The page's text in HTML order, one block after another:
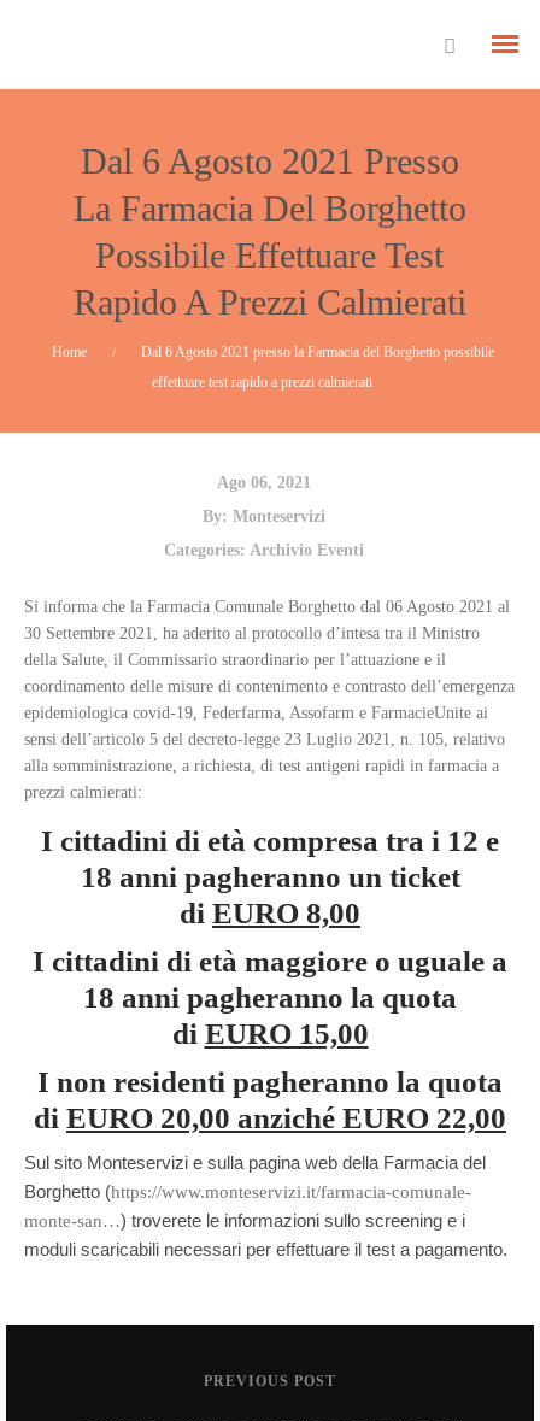
Dal 6 Agosto 2021 Presso
La Farmacia Del Borghetto
Possibile Effettuare Test
Rapido A Prezzi Calmierati
Home /
Dal 6 Agosto 2021 presso la Farmacia del Borghetto possibile
effettuare test rapido a prezzi calmierati
Ago 06, 2021
By: Monteservizi
Categories: Archivio Eventi
Si informa che la Farmacia Comunale Borghetto dal 06 Agosto 2021 al
30 Settembre 2021, ha aderito al protocollo d’intesa tra il Ministro
della Salute, il Commissario straordinario per l’attuazione e il
coordinamento delle misure di contenimento e contrasto dell’emergenza
epidemiologica covid-19, Federfarma, Assofarm e FarmacieUnite ai
sensi dell’articolo 5 del decreto-legge 23 Luglio 2021, n. 105, relativo
alla somministrazione, a richiesta, di test antigeni rapidi in farmacia a
prezzi calmierati:
I cittadini di età compresa tra i 12 e
18 anni pagheranno un ticket
di EURO 8,00
I cittadini di età maggiore o uguale a
18 anni pagheranno la quota
di EURO 15,00
I non residenti pagheranno la quota
di EURO 20,00 anziché EURO 22,00
Sul sito Monteservizi e sulla pagina web della Farmacia del
Borghetto (https://www.monteservizi.it/farmacia-comunale-
monte-san…) troverete le informazioni sullo screening e i
moduli scaricabili necessari per effettuare il test a pagamento.
PREVIOUS POST